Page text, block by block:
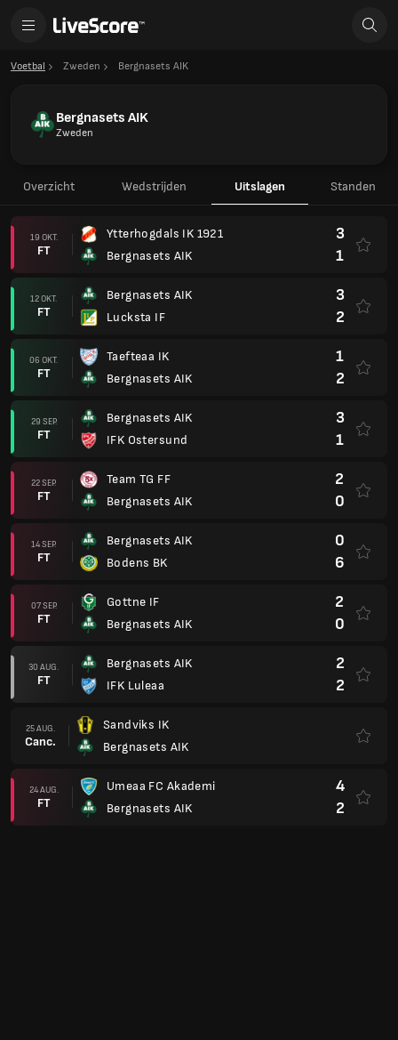
Voetbal Zweden Bergnasets AIK
Bergnasets AIK
Zweden
Overzicht Wedstrijden Uitslagen Standen
19 OKT.
FT
Ytterhogdals IK 1921
Bergnasets AIK
3
1
12 OKT.
FT
Bergnasets AIK
Lucksta IF
3
2
06 OKT.
FT
Taefteaa IK
Bergnasets AIK
1
2
29 SEP.
FT
Bergnasets AIK
IFK Ostersund
3
1
22 SEP.
FT
Team TG FF
Bergnasets AIK
2
0
14 SEP.
FT
Bergnasets AIK
Bodens BK
0
6
07 SEP.
FT
Gottne IF
Bergnasets AIK
2
0
30 AUG.
FT
Bergnasets AIK
IFK Luleaa
2
2
25 AUG.
Canc.
Sandviks IK
Bergnasets AIK
24 AUG.
FT
Umeaa FC Akademi
Bergnasets AIK
4
2